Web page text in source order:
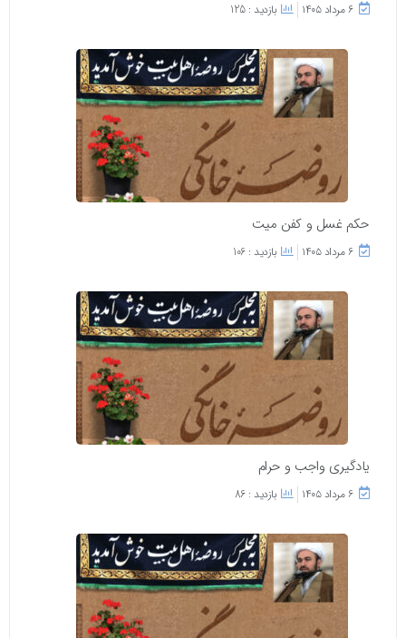
۶ مرداد ۱۴۰۵ بازدید : 125
حکم غسل و کفن میت
۶ مرداد ۱۴۰۵ بازدید : 106
یادگیری واجب و حرام
۶ مرداد ۱۴۰۵ بازدید : 86